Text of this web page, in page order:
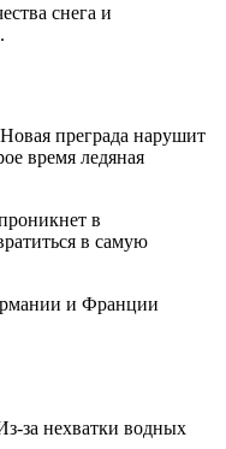
снега и
преграда нарушит
время ледяная
в
в самую
и Франции
за нехватки водных